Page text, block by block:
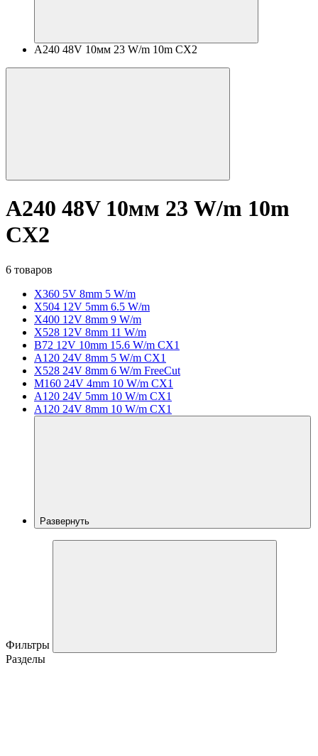
A240 48V 10мм 23 W/m 10m CX2
A240 48V 10мм 23 W/m 10m
CX2
6 товаров
X360 5V 8mm 5 W/m
X504 12V 5mm 6.5 W/m
X400 12V 8mm 9 W/m
X528 12V 8mm 11 W/m
B72 12V 10mm 15.6 W/m CX1
A120 24V 8mm 5 W/m CX1
X528 24V 8mm 6 W/m FreeCut
M160 24V 4mm 10 W/m CX1
A120 24V 5mm 10 W/m CX1
A120 24V 8mm 10 W/m CX1
Развернуть
Фильтры
Разделы